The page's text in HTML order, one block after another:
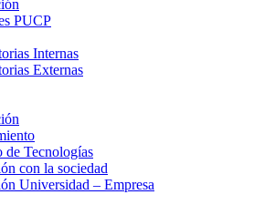
PUCP
Internas
Externas
de Tecnologías
con la sociedad
Universidad – Empresa